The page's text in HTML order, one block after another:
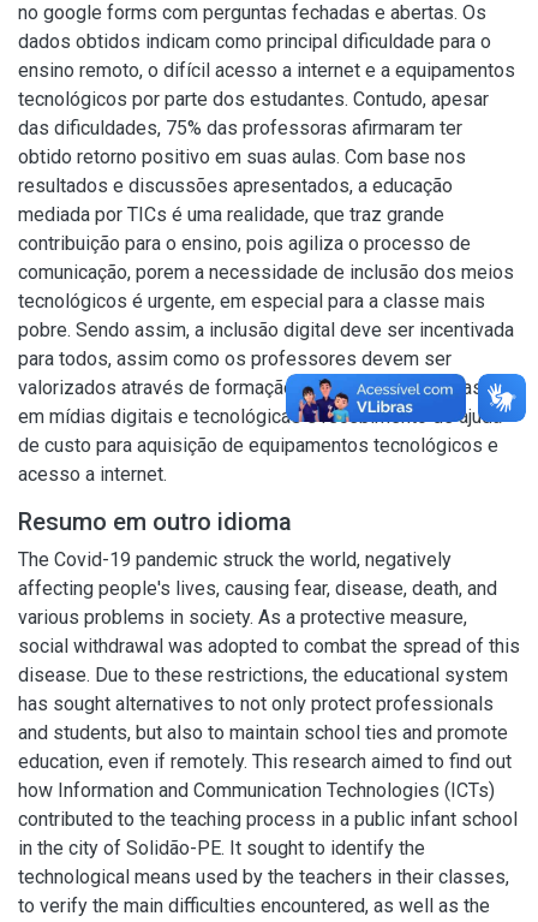
no google forms com perguntas fechadas e abertas. Os
dados obtidos indicam como principal dificuldade para o
ensino remoto, o difícil acesso a internet e a equipamentos
tecnológicos por parte dos estudantes. Contudo, apesar
das dificuldades, 75% das professoras afirmaram ter
obtido retorno positivo em suas aulas. Com base nos
resultados e discussões apresentados, a educação
mediada por TICs é uma realidade, que traz grande
contribuição para o ensino, pois agiliza o processo de
comunicação, porem a necessidade de inclusão dos meios
tecnológicos é urgente, em especial para a classe mais
pobre. Sendo assim, a inclusão digital deve ser incentivada
para todos, assim como os professores devem ser
valorizados através de formação continuada com ênfase
em mídias digitais e tecnológicas e recebimento de ajuda
de custo para aquisição de equipamentos tecnológicos e
acesso a internet.
Resumo em outro idioma
The Covid-19 pandemic struck the world, negatively
affecting people's lives, causing fear, disease, death, and
various problems in society. As a protective measure,
social withdrawal was adopted to combat the spread of this
disease. Due to these restrictions, the educational system
has sought alternatives to not only protect professionals
and students, but also to maintain school ties and promote
education, even if remotely. This research aimed to find out
how Information and Communication Technologies (ICTs)
contributed to the teaching process in a public infant school
in the city of Solidão-PE. It sought to identify the
technological means used by the teachers in their classes,
to verify the main difficulties encountered, as well as the